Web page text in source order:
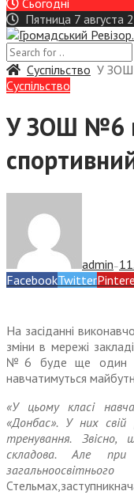
Пятница 7 августа
Суспiльство У ЗОШ
Суспiльство
У ЗОШ №6
admin —
FacebookTwitter
На засіданні
зміни в мережі
№6 буде ще один
навчатимуться
«У цьому класі
«Донбас». У них
тренування. Звісно,
складова. Але